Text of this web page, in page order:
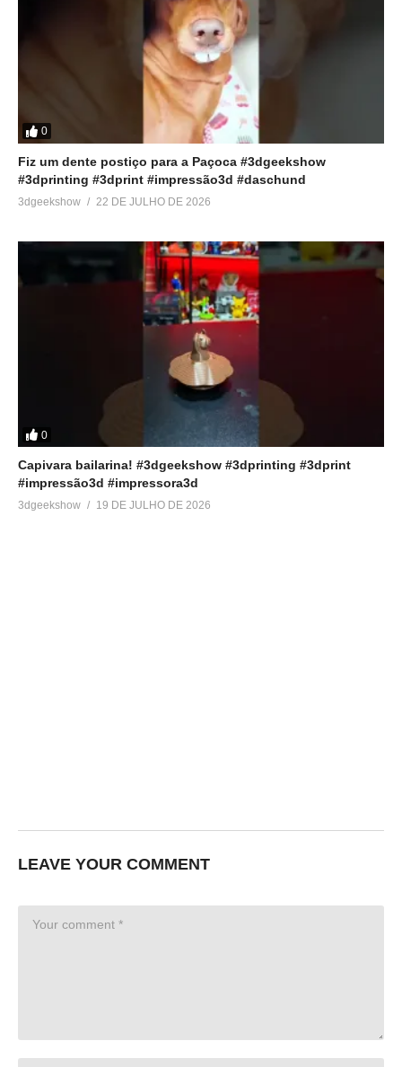
0
Fiz um dente postiço para a Paçoca #3dgeekshow
#3dprinting #3dprint #impressão3d #daschund
3dgeekshow 22 DE JULHO DE 2026
0
Capivara bailarina! #3dgeekshow #3dprinting #3dprint
#impressão3d #impressora3d
3dgeekshow 19 DE JULHO DE 2026
LEAVE YOUR COMMENT